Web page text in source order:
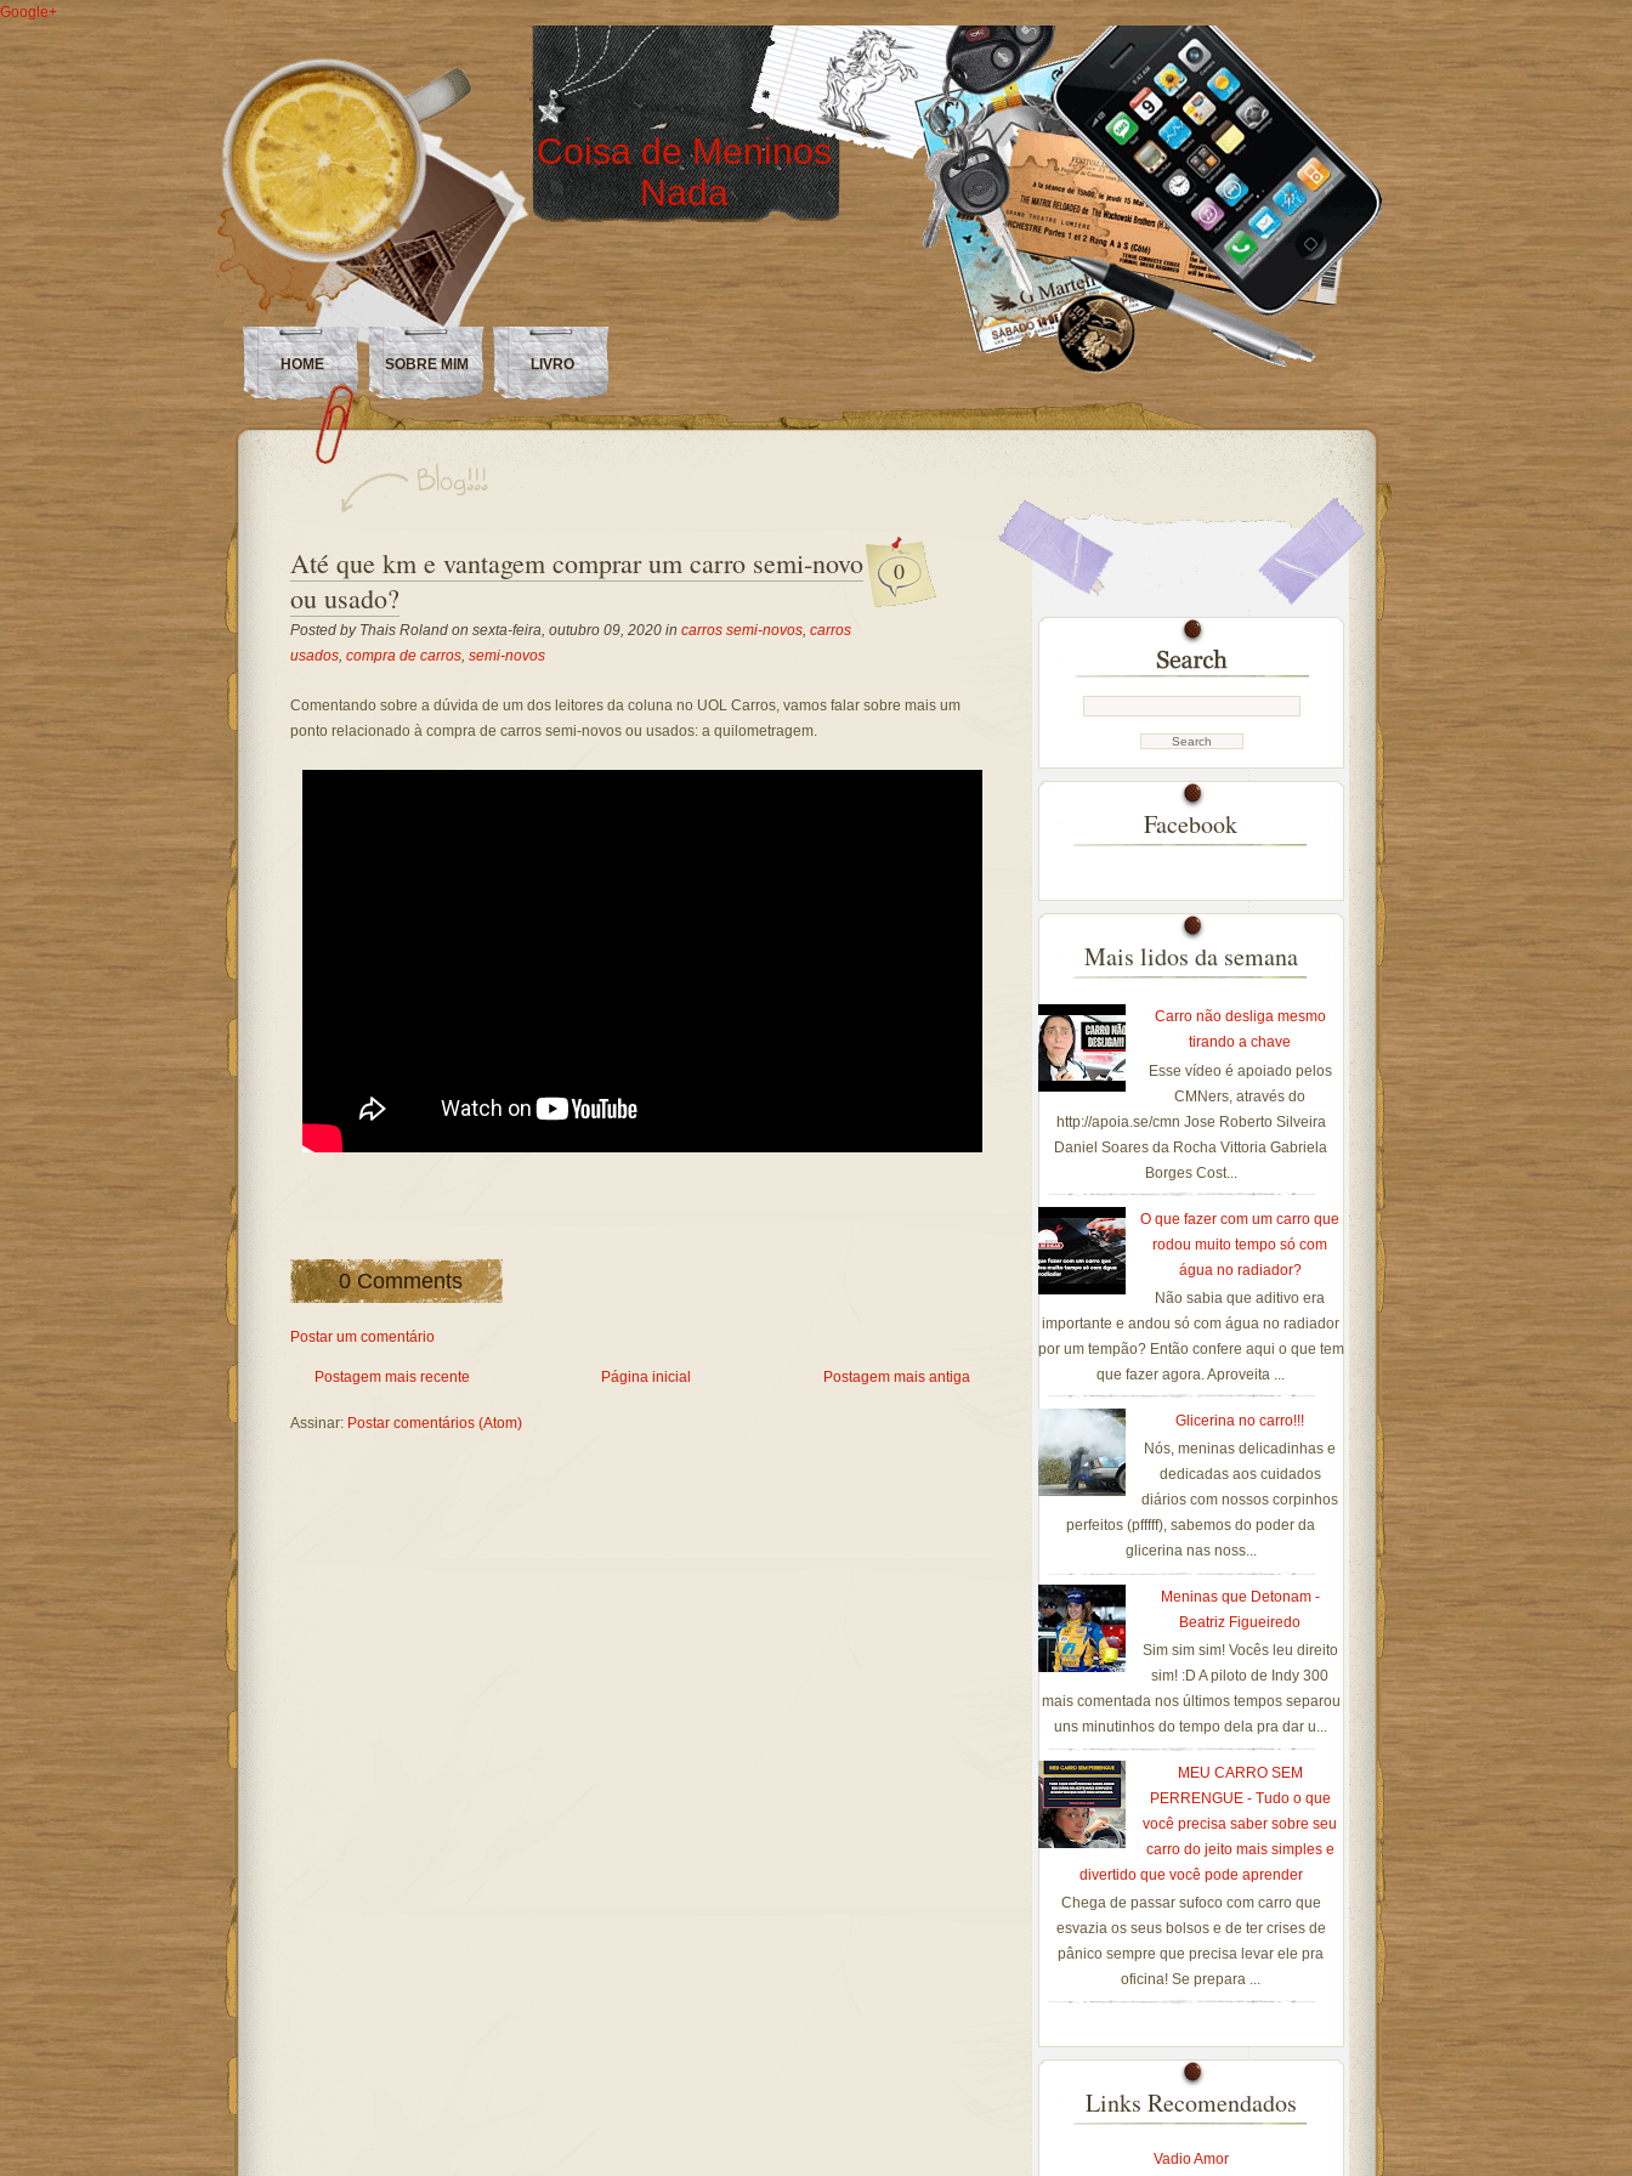
Google+
Coisa de Meninos
Nada
HOME SOBRE MIM LIVRO
0
Até que km e vantagem comprar um carro semi-novo
ou usado?
Posted by Thais Rolandon sexta-feira, outubro 09, 2020 in carros semi-novos, carros
usados, compra de carros, semi-novos
Comentando sobre a dúvida de um dos leitores da coluna no UOL Carros, vamos falar sobre mais um
ponto relacionado à compra de carros semi-novos ou usados: a quilometragem.
0 Comments
Postar um comentário
Postagem mais recente Postagem mais antiga
Página inicial
Assinar: Postar comentários (Atom)
Facebook
Mais lidos da semana
Carro não desliga mesmo
tirando a chave
Esse vídeo é apoiado pelos
CMNers, através do
http://apoia.se/cmn Jose Roberto Silveira
Daniel Soares da Rocha Vittoria Gabriela
Borges Cost...
O que fazer com um carro que
rodou muito tempo só com
água no radiador?
Não sabia que aditivo era
importante e andou só com água no radiador
por um tempão? Então confere aqui o que tem
que fazer agora. Aproveita ...
Glicerina no carro!!!
Nós, meninas delicadinhas e
dedicadas aos cuidados
diários com nossos corpinhos
perfeitos (pfffff), sabemos do poder da
glicerina nas noss...
Meninas que Detonam -
Beatriz Figueiredo
Sim sim sim! Vocês leu direito
sim! :D A piloto de Indy 300
mais comentada nos últimos tempos separou
uns minutinhos do tempo dela pra dar u...
MEU CARRO SEM
PERRENGUE - Tudo o que
você precisa saber sobre seu
carro do jeito mais simples e
divertido que você pode aprender
Chega de passar sufoco com carro que
esvazia os seus bolsos e de ter crises de
pânico sempre que precisa levar ele pra
oficina! Se prepara ...
Links Recomendados
Vadio Amor